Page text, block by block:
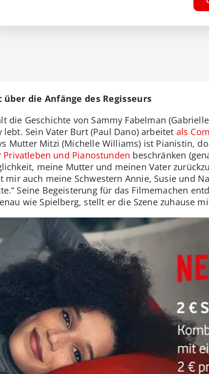
über die Anfänge des Regisseurs
die Geschichte von Sammy Fabelman
lebt. Sein Vater Burt (Paul Dano) arbeitet als
Mutter Mitzi (Michelle Williams) ist Pianistin,
Privatleben und Pianostunden beschränken
meine Mutter und meinen Vater
mir auch meine Schwestern Annie, Susie und
Seine Begeisterung für das Filmemachen
wie Spielberg, stellt er die Szene zuhause